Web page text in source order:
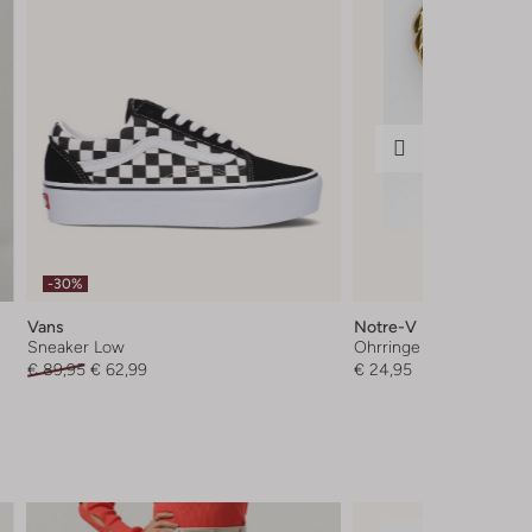
-30%
Vans
Sneaker Low
€ 89,95 € 62,99
Notre-V
Ohrringe
€ 24,95